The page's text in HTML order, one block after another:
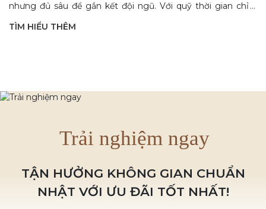
nhưng đủ sâu để gắn kết đội ngũ. Với quỹ thời gian chỉ 2
TÌM HIỂU THÊM
Trải nghiệm ngay
TẬN HƯỞNG KHÔNG GIAN CHUẨN
NHẬT VỚI ƯU ĐÃI TỐT NHẤT!